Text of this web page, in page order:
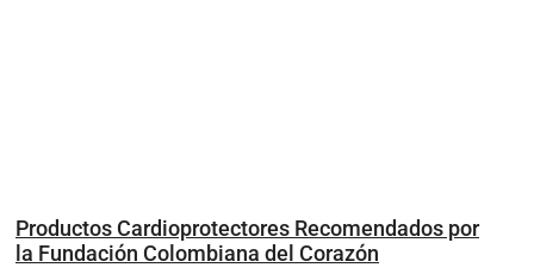
Productos Cardioprotectores Recomendados por
la Fundación Colombiana del Corazón